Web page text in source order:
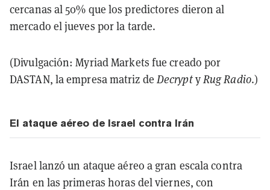
cercanas al 50% que los predictores dieron al
mercado el jueves por la tarde.
(Divulgación: Myriad Markets fue creado por
DASTAN, la empresa matriz de DecryptyRug Radio.)
El ataque aéreo de Israel contra Irán
Israel lanzó un ataque aéreo a gran escala contra
Irán en las primeras horas del viernes, con